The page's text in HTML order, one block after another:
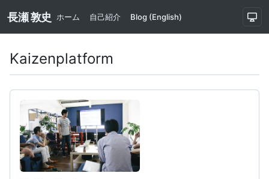
長瀬 敦史 ホーム 自己紹介 Blog (English)
Kaizenplatform